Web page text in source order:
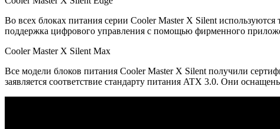
Во всех блоках питания серии Cooler Master X Silent
поддержка цифрового управления с помощью фирменного
Cooler Master X Silent Max
Все модели блоков питания Cooler Master X Silent получили
заявляется соответствие стандарту питания ATX 3.0. Они